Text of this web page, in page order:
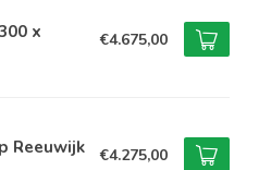
x €4.675,00
Reeuwijk €4.275,00